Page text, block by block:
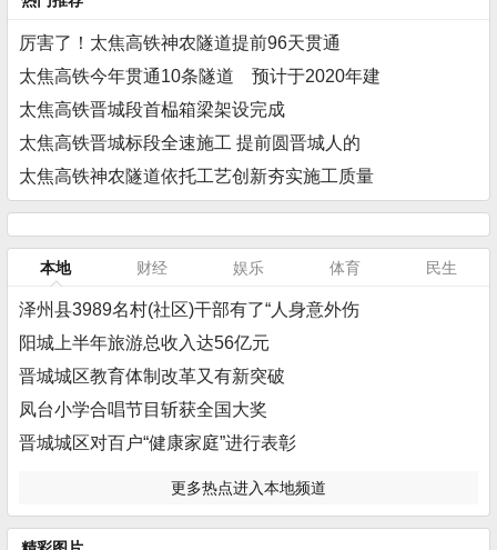
厉害了！太焦高铁神农隧道提前96天贯通
太焦高铁今年贯通10条隧道 预计于2020年建
太焦高铁晋城段首榀箱梁架设完成
太焦高铁晋城标段全速施工 提前圆晋城人的
太焦高铁神农隧道依托工艺创新夯实施工质量
本地 财经 娱乐 体育 民生
泽州县3989名村(社区)干部有了“人身意外伤
阳城上半年旅游总收入达56亿元
晋城城区教育体制改革又有新突破
凤台小学合唱节目斩获全国大奖
晋城城区对百户“健康家庭”进行表彰
更多热点进入本地频道